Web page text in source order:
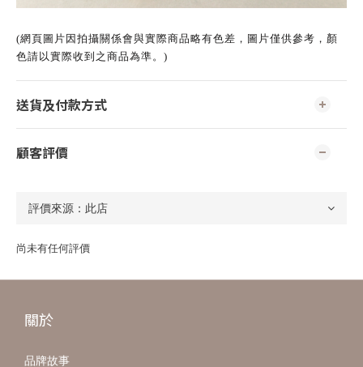
(網頁圖片因拍攝關係會與實際商品略有色差，圖片僅供參考，顏
色請以實際收到之商品為準。)
送貨及付款方式
顧客評價
尚未有任何評價
關於
品牌故事